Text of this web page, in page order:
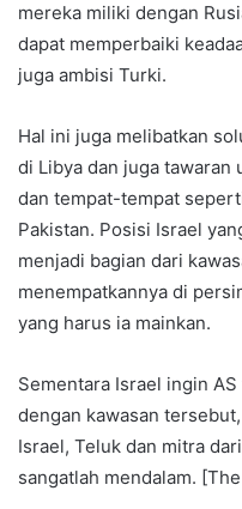
mereka miliki dengan
dapat memperbaiki
juga ambisi Turki.
Hal ini juga melibatkan
di Libya dan juga
dan tempat-tempat
Pakistan. Posisi Israel
menjadi bagian dari
menempatkannya di
yang harus ia mainkan.
Sementara Israel ingin
dengan kawasan
Israel, Teluk dan mitra
sangatlah mendalam.